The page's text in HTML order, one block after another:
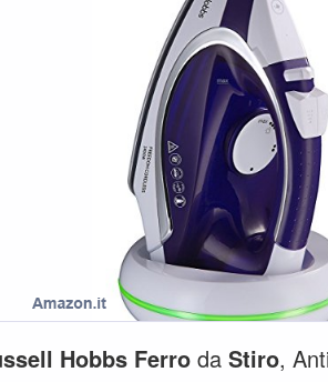
Hobbs Ferro daStiro,